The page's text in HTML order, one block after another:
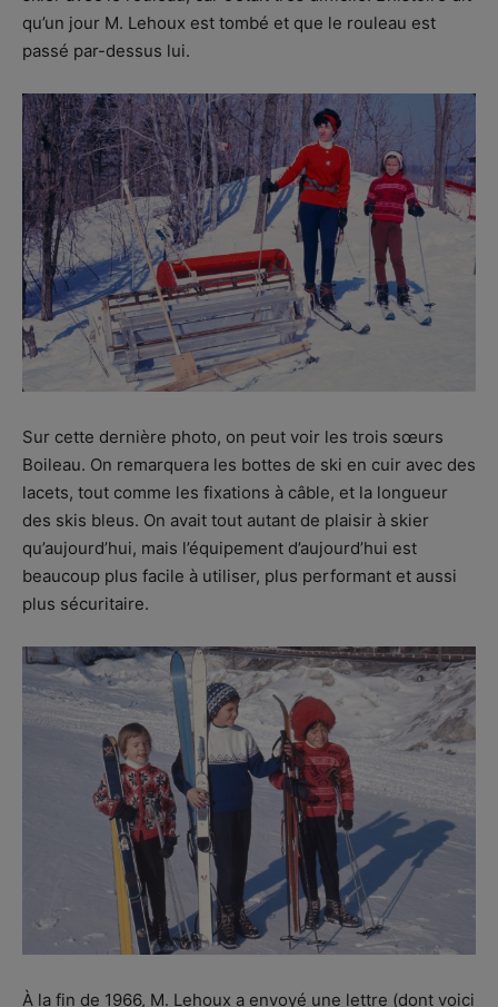
qu’un jour M. Lehoux est tombé et que le rouleau est
passé par-dessus lui.
Sur cette dernière photo, on peut voir les trois sœurs
Boileau. On remarquera les bottes de ski en cuir avec des
lacets, tout comme les fixations à câble, et la longueur
des skis bleus. On avait tout autant de plaisir à skier
qu’aujourd’hui, mais l’équipement d’aujourd’hui est
beaucoup plus facile à utiliser, plus performant et aussi
plus sécuritaire.
À la fin de 1966, M. Lehoux a envoyé une lettre (dont voici